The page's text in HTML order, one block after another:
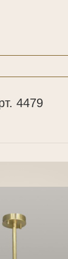
4479